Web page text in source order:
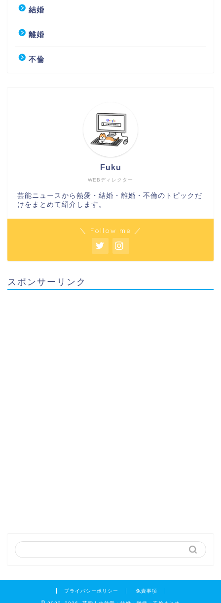
結婚
離婚
不倫
WEBディレクター
Fuku
芸能ニュースから熱愛・結婚・離婚・不倫のトピックだ
けをまとめて紹介します。
＼ Follow me ／
スポンサーリンク
プライバシーポリシー 免責事項